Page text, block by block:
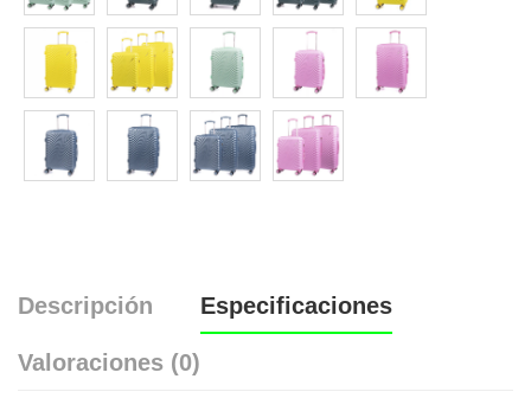
Descripción Especificaciones
Valoraciones (0)